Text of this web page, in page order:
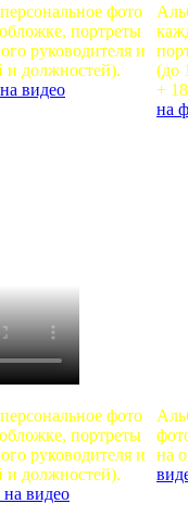
фото
портреты
руководителя и
и должностей).
видео
(до
+
на
фото
портреты
руководителя и
и должностей).
на видео
на